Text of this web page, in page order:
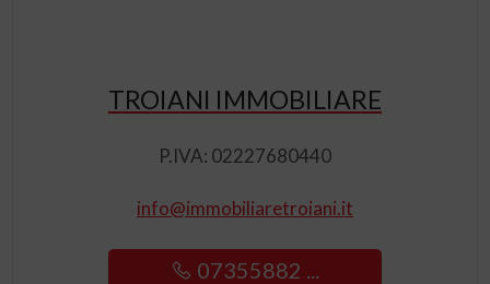
TROIANI IMMOBILIARE
P.IVA: 02227680440
info@immobiliaretroiani.it
07355882 ...